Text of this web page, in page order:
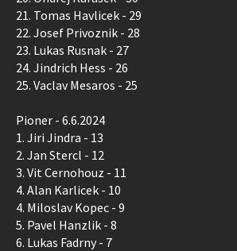
21. Tomas Havlicek - 29
22. Josef Privoznik - 28
23. Lukas Rusnak - 27
24. Jindrich Hess - 26
25. Vaclav Mesaros - 25
Pioner - 6.6.2024
1. Jiri Jindra - 13
2. Jan Stercl - 12
3. Vit Cernohouz - 11
4. Alan Karlicek - 10
4. Miloslav Kopec - 9
5. Pavel Hanzlik - 8
6. Lukas Fadrny - 7